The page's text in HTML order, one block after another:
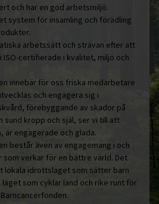
och har en god arbetsmiljö.
system för insamling och förädling
arbetssätt och strävan efter att
certifierade i kvalitet, miljö och
innebär för oss friska medarbetare
och engagera sig i
förebyggande av skador på
sund kropp och själ, ser vi till att
är engagerade och glada.
består även av engagemang i och
verkar för en bättre värld. Det
lokala idrottslaget som sätter barn
laget som cyklar land och rike runt för